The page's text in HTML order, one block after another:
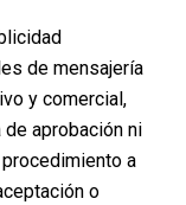
de mensajería
y comercial,
aprobación ni
a
o